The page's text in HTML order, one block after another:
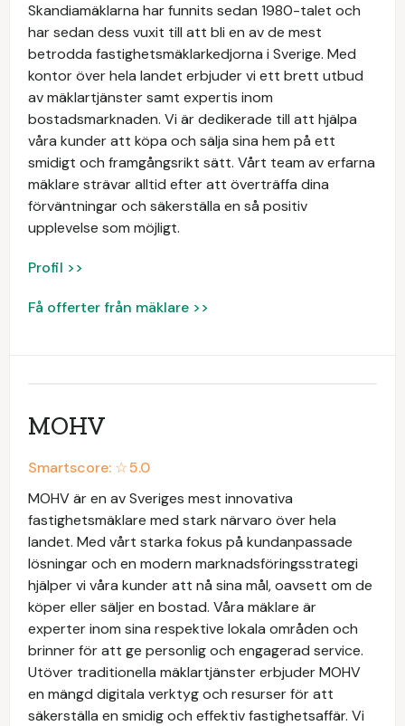
Skandiamäklarna har funnits sedan 1980-talet och
har sedan dess vuxit till att bli en av de mest
betrodda fastighetsmäklarkedjorna i Sverige. Med
kontor över hela landet erbjuder vi ett brett utbud
av mäklartjänster samt expertis inom
bostadsmarknaden. Vi är dedikerade till att hjälpa
våra kunder att köpa och sälja sina hem på ett
smidigt och framgångsrikt sätt. Vårt team av erfarna
mäklare strävar alltid efter att överträffa dina
förväntningar och säkerställa en så positiv
upplevelse som möjligt.
Profil >>
Få offerter från mäklare >>
MOHV
Smartscore: ☆5.0
MOHV är en av Sveriges mest innovativa
fastighetsmäklare med stark närvaro över hela
landet. Med vårt starka fokus på kundanpassade
lösningar och en modern marknadsföringsstrategi
hjälper vi våra kunder att nå sina mål, oavsett om de
köper eller säljer en bostad. Våra mäklare är
experter inom sina respektive lokala områden och
brinner för att ge personlig och engagerad service.
Utöver traditionella mäklartjänster erbjuder MOHV
en mängd digitala verktyg och resurser för att
säkerställa en smidig och effektiv fastighetsaffär. Vi